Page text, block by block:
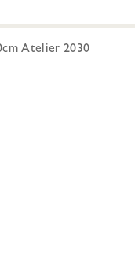
Atelier 2030